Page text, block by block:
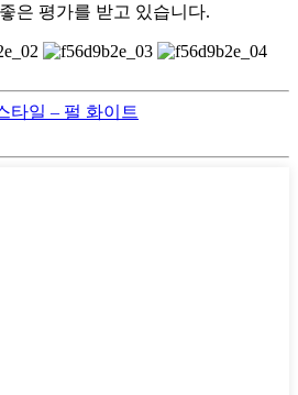
은 평가를 받고 있습니다.
타일 – 펄 화이트